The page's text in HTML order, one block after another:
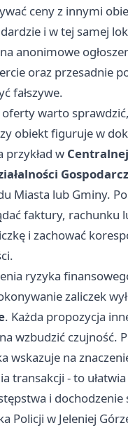
ceny z innymi
i w tej samej
anonimowe
oraz przesadnie
fałszywe.
warto
obiekt figuruje w
przykład w
Miasta lub Gminy.
faktury, rachunku
i zachować
ryzyka
zaliczek
. Każda propozycja
wzbudzić czujność.
wskazuje na
transakcji - to
i dochodzenie
Policji w Jeleniej